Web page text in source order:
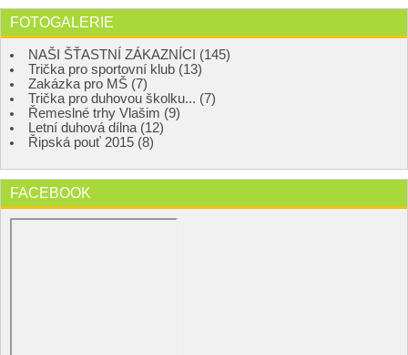
FOTOGALERIE
NAŠI ŠŤASTNÍ ZÁKAZNÍCI (145)
Trička pro sportovní klub (13)
Zakázka pro MŠ (7)
Trička pro duhovou školku... (7)
Řemeslné trhy Vlašim (9)
Letní duhová dílna (12)
Řipská pouť 2015 (8)
FACEBOOK